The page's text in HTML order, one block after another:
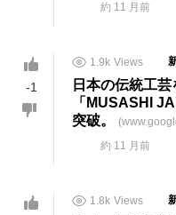
約 11 月前
1.9k Views
日本の伝統工芸
「MUSASHI
突破。
約 11 月前
-1
1.8k Views